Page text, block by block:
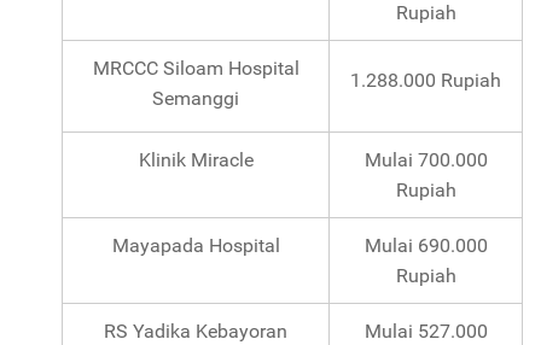
Rupiah
MRCCC Siloam Hospital
Semanggi
1.288.000 Rupiah
Klinik Miracle
Mulai 700.000
Rupiah
Mayapada Hospital
Mulai 690.000
Rupiah
RS Yadika Kebayoran
Mulai 527.000